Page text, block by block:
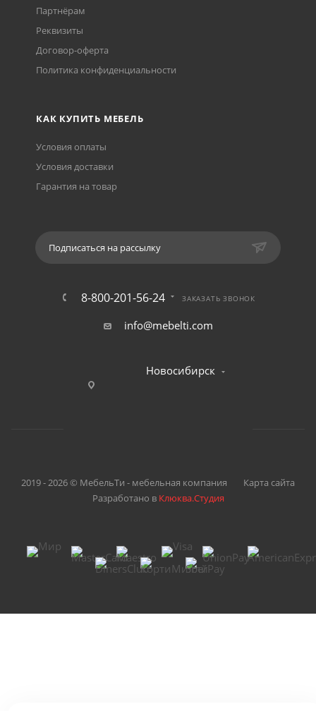
Партнёрам
Реквизиты
Договор-оферта
Политика конфиденциальности
КАК КУПИТЬ МЕБЕЛЬ
Условия оплаты
Условия доставки
Гарантия на товар
Подписаться на рассылку
8-800-201-56-24 ЗАКАЗАТЬ ЗВОНОК
info@mebelti.com
Новосибирск
2019 - 2026 © МебельТи - мебельная компания
Карта сайта
Разработано в Клюква.Студия